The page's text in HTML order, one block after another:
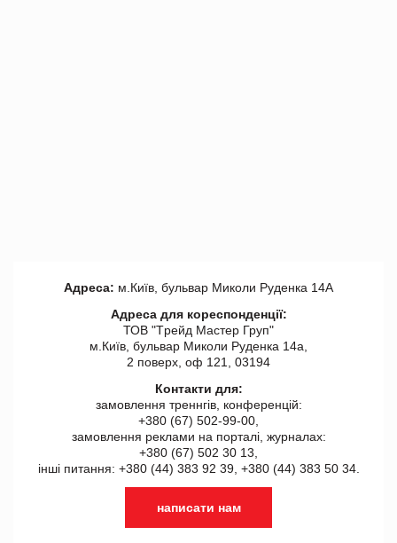
Адреса: м.Київ, бульвар Миколи Руденка 14А
Адреса для кореспонденції:
ТОВ "Tрейд Мастер Груп"
м.Київ, бульвар Миколи Руденка 14а,
2 поверх, оф 121, 03194
Контакти для:
замовлення треннгів, конференцій:
+380 (67) 502-99-00,
замовлення реклами на порталі, журналах:
+380 (67) 502 30 13,
інші питання: +380 (44) 383 92 39, +380 (44) 383 50 34.
написати нам